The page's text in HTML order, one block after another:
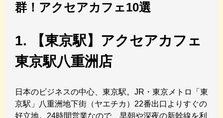
群！アクセアカフェ10選
1. 【東京駅】アクセアカフェ
東京駅八重洲店
日本のビジネスの中心、東京駅。JR・東京メトロ「東
京駅」八重洲地下街（ヤエチカ）22番出口よりすぐの
好立地。24時間営業なので、早朝や深夜の新幹線を利